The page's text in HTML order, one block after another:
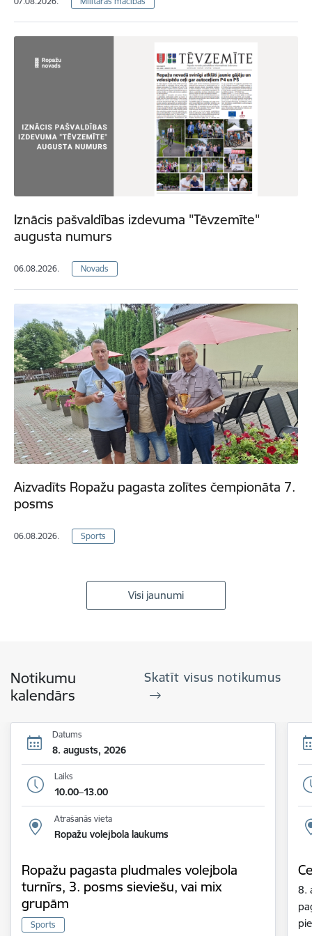
Iznācis pašvaldības izdevuma "Tēvzemīte"
augusta numurs
06.08.2026. Novads
Aizvadīts Ropažu pagasta zolītes čempionāta 7.
posms
06.08.2026. Sports
Visi jaunumi
Notikumu
kalendārs
Skatīt visus notikumus
Datums
8. augusts, 2026
Laiks
10.00–13.00
Atrašanās vieta
Ropažu volejbola laukums
Ropažu pagasta pludmales volejbola
turnīrs, 3. posms sieviešu, vai mix
grupām
Sports
8.